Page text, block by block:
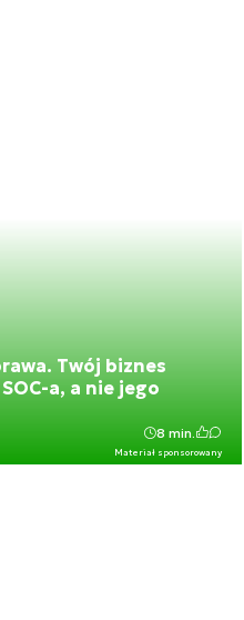
Twój biznes
a, a nie jego
Materiał sponsorowany
8 min.